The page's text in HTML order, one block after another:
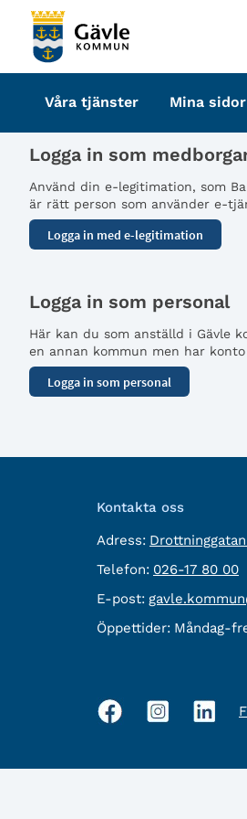
Välkommen
tjänster
Gävle
kommun
Våra tjänster Mina sidor
Logga in som
Använd din e-legitimation, som
är rätt person som använder e-
Logga in som personal
Här kan du som anställd i Gävle
en annan kommun men har
Kontakta oss
Adress: besöksadress:
Telefon: Telefon:
026-17 80 00
E-post: E-
post:
Öppettider: Måndag-
Sociala